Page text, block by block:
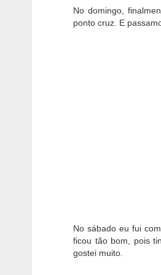
No domingo,
ponto cruz. E
No sábado eu fui
ficou tão bom, pois
gostei muito.